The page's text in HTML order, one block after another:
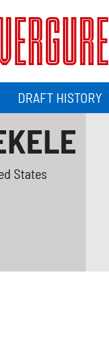
DRAFT HISTORY
States